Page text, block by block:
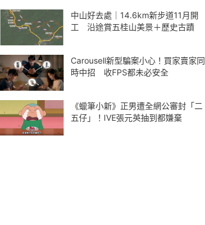
中山好去處｜14.6km新步道11月開
工 沿途賞五桂山美景＋歷史古蹟
Carousell新型騙案小心！買家賣家同
時中招 收FPS都未必安全
《蠟筆小新》正男遭全網公審封「二
五仔」！IVE張元英抽到都嫌棄